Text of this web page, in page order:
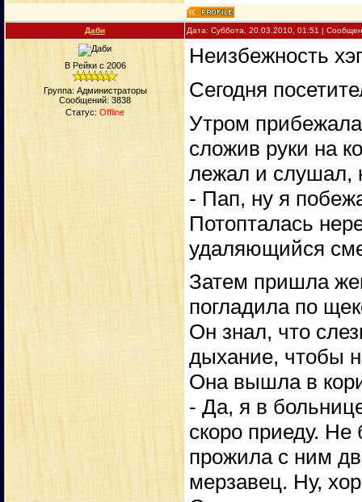
Даби Дата: Суббота, 20.03.2010, 01:51 |
В Рейки с 2006
Группа: Администраторы
Сообщений: 3838
Статус: Offline
Неизбежность
Сегодня
Утром
сложив руки на
лежал и слушал,
- Пап, ну я
Потопталась
удаляющийся
Затем пришла
погладила по
Он знал, что
дыхание, чтобы
Она вышла в
- Да, я в
скоро приеду.
прожила с ним
мерзавец. Ну,